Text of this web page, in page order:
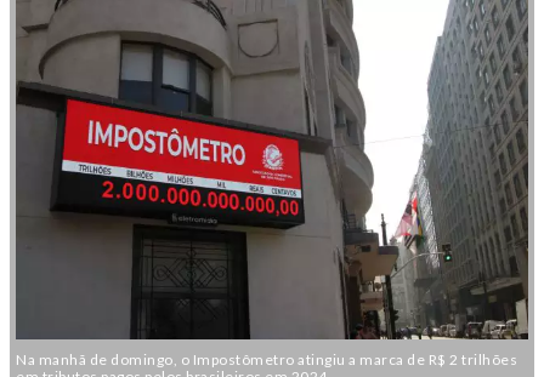
Na manhã de domingo, o Impostômetro atingiu a marca de R$ 2 trilhões